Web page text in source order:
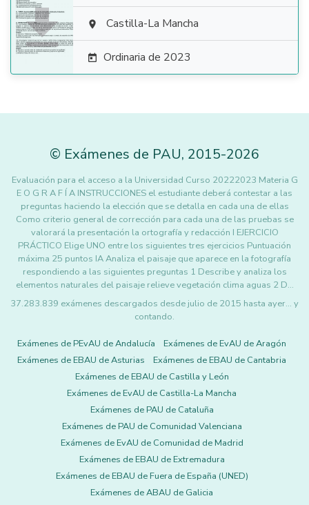
  Castilla-La Mancha
 Ordinaria de 2023
© Exámenes de PAU, 2015-2026
Evaluación para el acceso a la Universidad Curso 20222023 Materia G
E O G R A F Í A INSTRUCCIONES el estudiante deberá contestar a las
preguntas haciendo la elección que se detalla en cada una de ellas
Como criterio general de corrección para cada una de las pruebas se
valorará la presentación la ortografía y redacción I EJERCICIO
PRÁCTICO Elige UNO entre los siguientes tres ejercicios Puntuación
máxima 25 puntos IA Analiza el paisaje que aparece en la fotografía
respondiendo a las siguientes preguntas 1 Describe y analiza los
elementos naturales del paisaje relieve vegetación clima aguas 2 D…
37.283.839 exámenes descargados desde julio de 2015 hasta ayer... y
contando.
Exámenes de PEvAU de Andalucía
Exámenes de EvAU de Aragón
Exámenes de EBAU de Asturias
Exámenes de EBAU de Cantabria
Exámenes de EBAU de Castilla y León
Exámenes de EvAU de Castilla-La Mancha
Exámenes de PAU de Cataluña
Exámenes de PAU de Comunidad Valenciana
Exámenes de EvAU de Comunidad de Madrid
Exámenes de EBAU de Extremadura
Exámenes de EBAU de Fuera de España (UNED)
Exámenes de ABAU de Galicia